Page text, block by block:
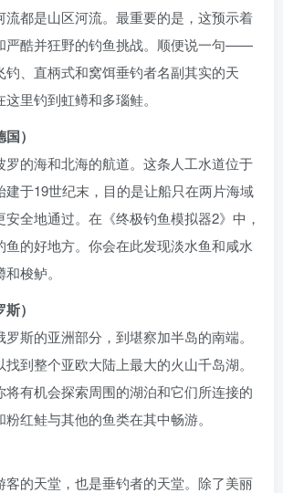
流都是山区河流。最重要的是，这预示着
严酷并狂野的钓鱼挑战。顺便说一句——
钓、直柄式和窝饵垂钓者名副其实的天
里钓到虹鳟和多瑙鲑。
）
罗的海和北海的航道。这条人工水道位于
建于19世纪末，目的是让船只在两片海域
安全地通过。在《终极钓鱼模拟器2》中，
鱼的好地方。你会在此发现淡水鱼和咸水
梭鲈。
）
斯的亚洲部分，到堪察加半岛的南端。
到整个亚欧大陆上最大的火山千岛湖。
将有机会探索周围的湖泊和它们所连接的
红鲑与其他的鱼类在其中畅游。
客的天堂，也是垂钓者的天堂。除了美丽